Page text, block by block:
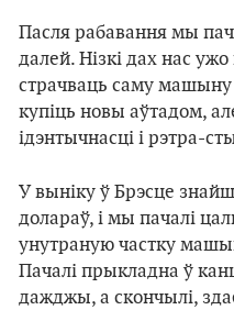
Пасля рабавання мы
далей. Нізкі дах нас
страчваць саму
купіць новы аўтадом,
ідэнтычнасці і рэтра-
У выніку ў Брэсце
долараў, і мы пачалі
унутраную частку
Пачалі прыкладна ў
дажджы, а скончылі,